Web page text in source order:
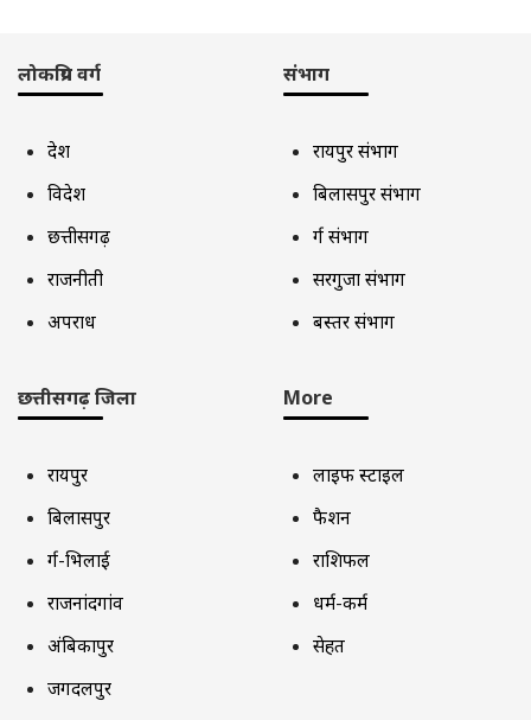
लोकप्रिय वर्ग
देश
विदेश
छत्तीसगढ़
राजनीती
अपराध
संभाग
रायपुर संभाग
बिलासपुर संभाग
दुर्ग संभाग
सरगुजा संभाग
बस्तर संभाग
छत्तीसगढ़ जिला
रायपुर
बिलासपुर
दुर्ग-भिलाई
राजनांदगांव
अंबिकापुर
जगदलपुर
More
लाइफ स्टाइल
फैशन
राशिफल
धर्म-कर्म
सेहत